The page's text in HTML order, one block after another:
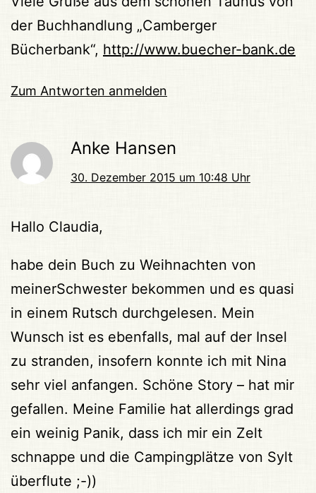
der Buchhandlung „Camberger
Bücherbank“, http://www.buecher-bank.de
Zum Antworten anmelden
Anke Hansen
30. Dezember 2015 um 10:48 Uhr
Hallo Claudia,
habe dein Buch zu Weihnachten von
meinerSchwester bekommen und es quasi
in einem Rutsch durchgelesen. Mein
Wunsch ist es ebenfalls, mal auf der Insel
zu stranden, insofern konnte ich mit Nina
sehr viel anfangen. Schöne Story – hat mir
gefallen. Meine Familie hat allerdings grad
ein weinig Panik, dass ich mir ein Zelt
schnappe und die Campingplätze von Sylt
überflute ;-))